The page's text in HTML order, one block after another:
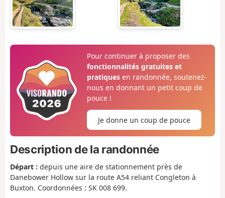
Pour continuer à proposer des
fonctionnalités gratuites et
pratiquesen randonnée, soutenez-
nous en donnant un petit coup de
pouce !
Je donne un coup de pouce
Description de la randonnée
Départ : depuis une aire de stationnement près de
Danebower Hollow sur la route A54 reliant Congleton à
Buxton. Coordonnées : SK 008 699.